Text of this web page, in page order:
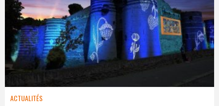
ACTUALITÉS